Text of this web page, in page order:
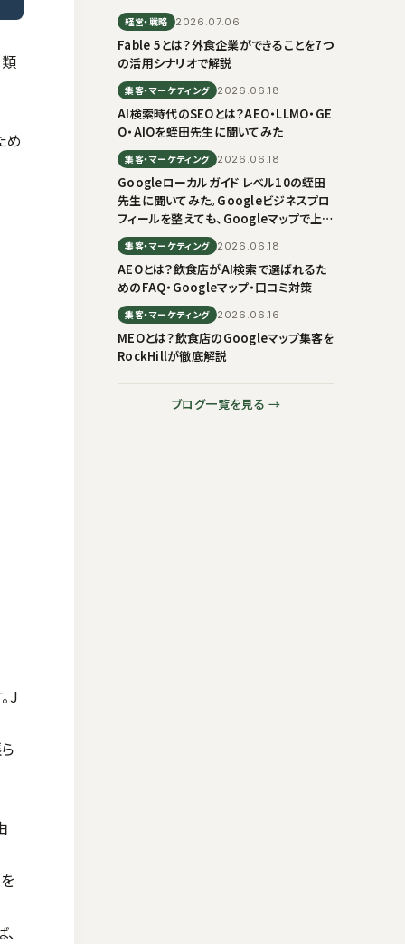
め
J
経営・戦略 2026.07.06
Fable 5とは？外食企業ができることを7つ
の活用シナリオで解説
集客・マーケティング 2026.06.18
AI検索時代のSEOとは？AEO・LLMO・GE
O・AIOを蛭田先生に聞いてみた
集客・マーケティング 2026.06.18
Googleローカルガイド レベル10の蛭田
先生に聞いてみた。Googleビジネスプロ
フィールを整えても、Googleマップで上に
出ない理由
集客・マーケティング 2026.06.18
AEOとは？飲食店がAI検索で選ばれるた
めのFAQ・Googleマップ・口コミ対策
集客・マーケティング 2026.06.16
MEOとは？飲食店のGoogleマップ集客を
RockHillが徹底解説
ブログ一覧を見る →